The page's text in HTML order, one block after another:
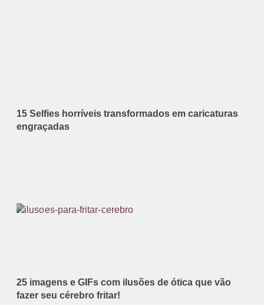
15 Selfies horríveis transformados em caricaturas
engraçadas
25 imagens e GIFs com ilusões de ótica que vão
fazer seu cérebro fritar!